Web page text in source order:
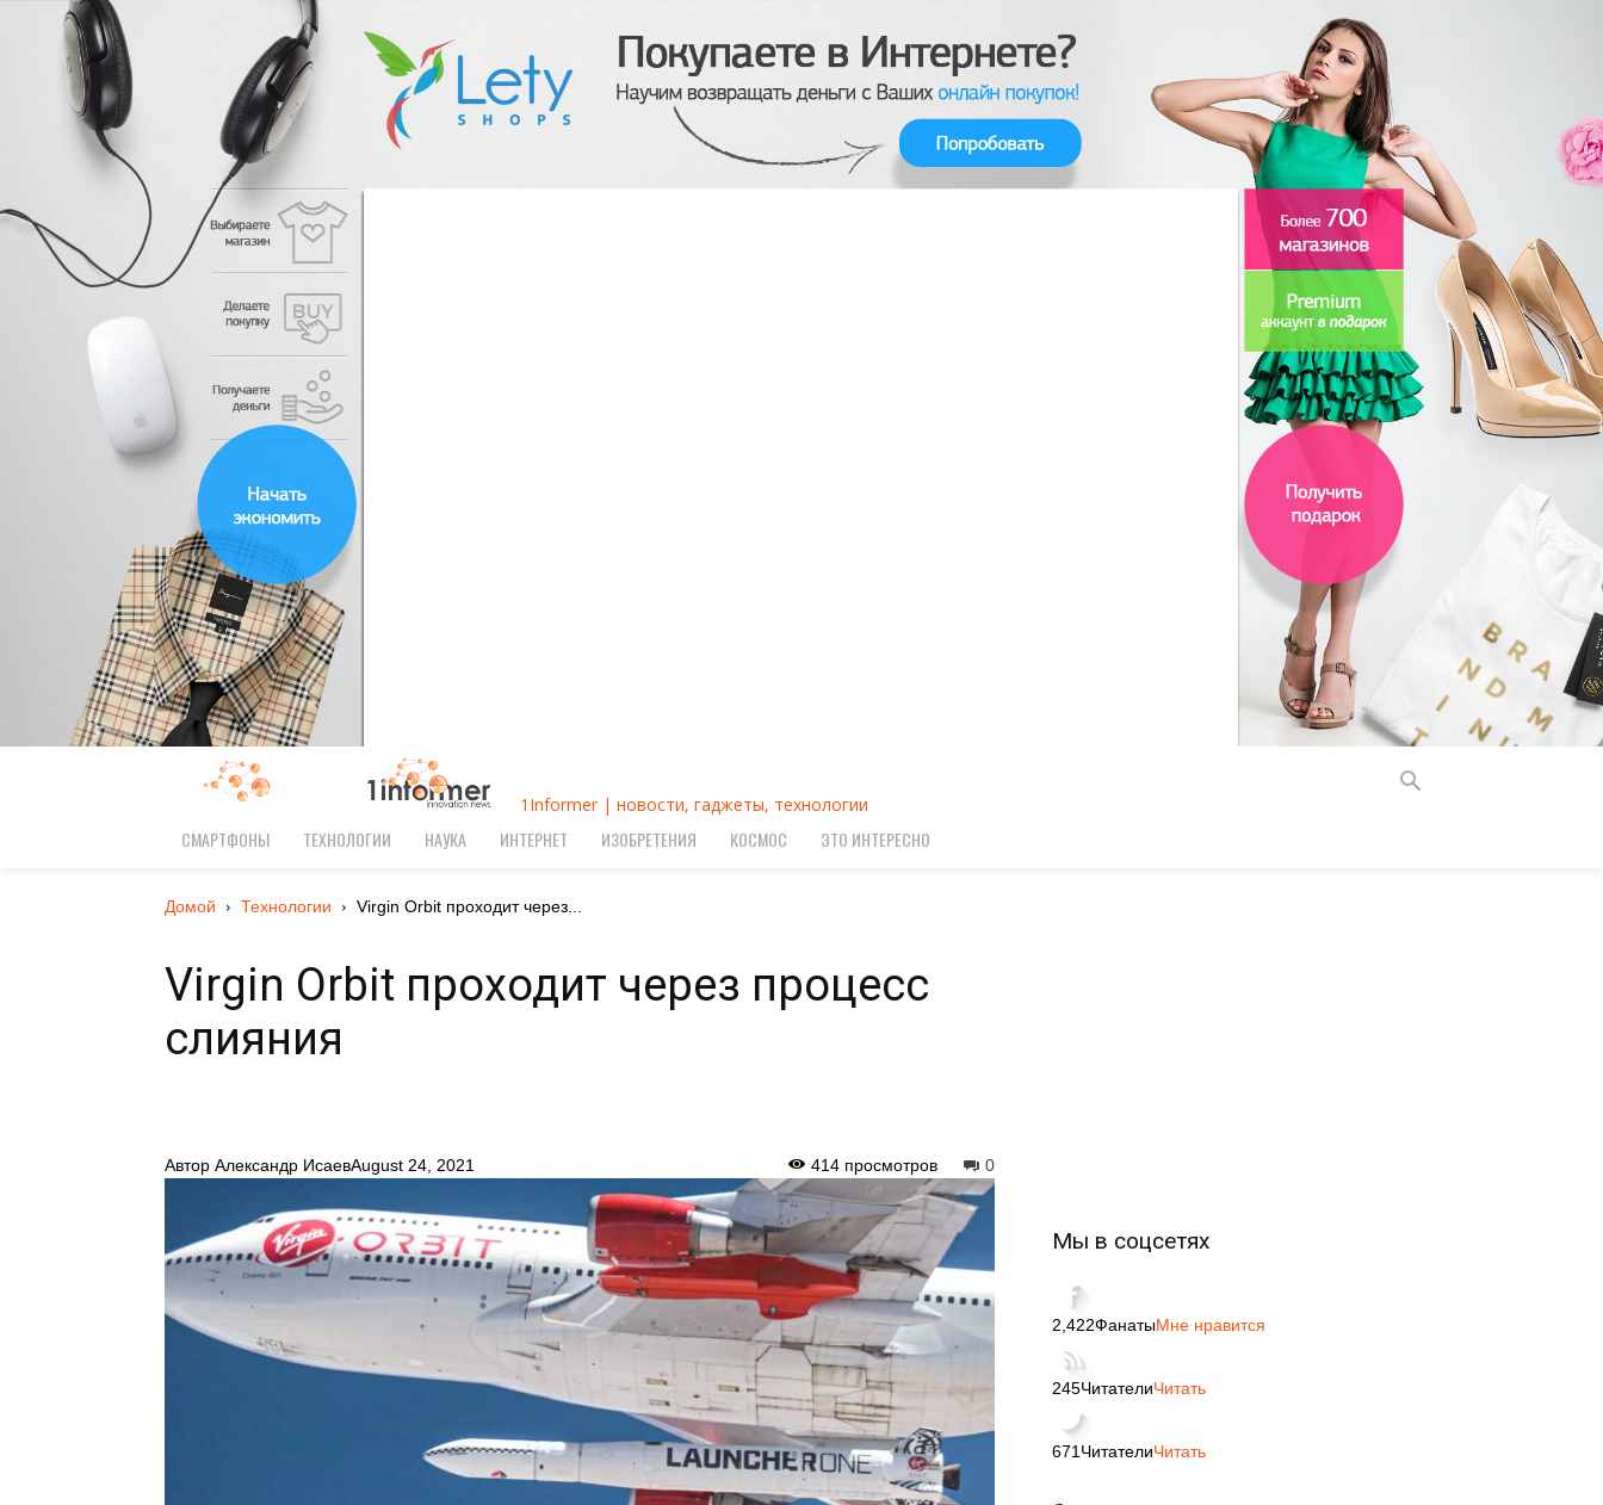
1Informer | новости, гаджеты, технологии
СМАРТФОНЫ ТЕХНОЛОГИИ НАУКА ИНТЕРНЕТ ИЗОБРЕТЕНИЯ КОСМОС ЭТО ИНТЕРЕСНО
Домой Технологии Virgin Orbit проходит через...
Virgin Orbit проходит через процесс
слияния
Автор Александр ИсаевAugust 24, 2021 0
414 просмотров
Мы в соцсетях
2,422ФанатыМне нравится
245ЧитателиЧитать
671 ЧитателиЧитать